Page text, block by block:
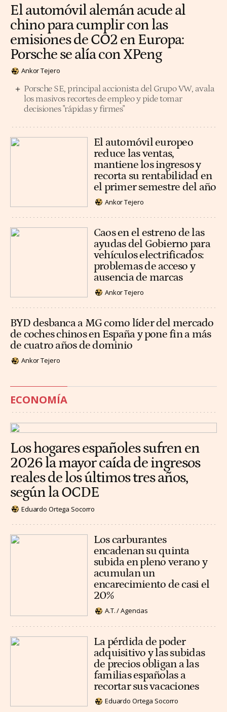
El automóvil alemán acude al
chino para cumplir con las
emisiones de CO2 en Europa:
Porsche se alía con XPeng
Ankor Tejero
Porsche SE, principal accionista del Grupo VW, avala
los masivos recortes de empleo y pide tomar
decisiones "rápidas y firmes"
El automóvil europeo
reduce las ventas,
mantiene los ingresos y
recorta su rentabilidad en
el primer semestre del año
Ankor Tejero
Caos en el estreno de las
ayudas del Gobierno para
vehículos electrificados:
problemas de acceso y
ausencia de marcas
Ankor Tejero
BYD desbanca a MG como líder del mercado
de coches chinos en España y pone fin a más
de cuatro años de dominio
Ankor Tejero
ECONOMÍA
Los hogares españoles sufren en
2026 la mayor caída de ingresos
reales de los últimos tres años,
según la OCDE
Eduardo Ortega Socorro
Los carburantes
encadenan su quinta
subida en pleno verano y
acumulan un
encarecimiento de casi el
20%
A.T. / Agencias
La pérdida de poder
adquisitivo y las subidas
de precios obligan a las
familias españolas a
recortar sus vacaciones
Eduardo Ortega Socorro